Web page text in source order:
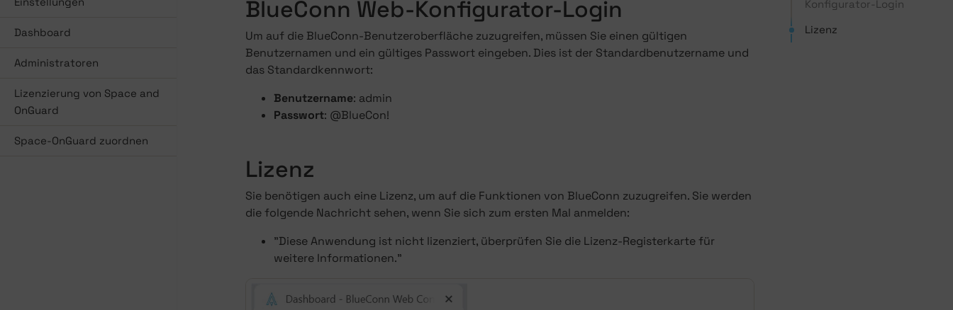
BlueConn Web-Konfigurator-Login
Um auf die BlueConn-Benutzeroberfläche zuzugreifen, müssen Sie einen gültigen
Benutzernamen und ein gültiges Passwort eingeben. Dies ist der Standardbenutzername und
das Standardkennwort:
Benutzername: admin
Passwort: @BlueCon!
Lizenz
Sie benötigen auch eine Lizenz, um auf die Funktionen von BlueConn zuzugreifen. Sie werden
die folgende Nachricht sehen, wenn Sie sich zum ersten Mal anmelden:
"Diese Anwendung ist nicht lizenziert, überprüfen Sie die Lizenz-Registerkarte für
weitere Informationen."
Konfigurator-Login
Lizenz
Dashboard
Administratoren
Lizenzierung von Space and
OnGuard
Space-OnGuard zuordnen